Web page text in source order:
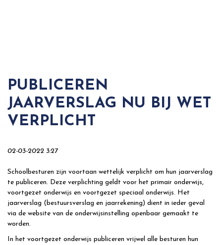
PUBLICEREN
JAARVERSLAG NU BIJ WET
VERPLICHT
02-03-2022 3:27
Schoolbesturen zijn voortaan wettelijk verplicht om hun jaarverslag
te publiceren. Deze verplichting geldt voor het primair onderwijs,
voortgezet onderwijs en voortgezet speciaal onderwijs. Het
jaarverslag (bestuursverslag en jaarrekening) dient in ieder geval
via de website van de onderwijsinstelling openbaar gemaakt te
worden.
In het voortgezet onderwijs publiceren vrijwel alle besturen hun